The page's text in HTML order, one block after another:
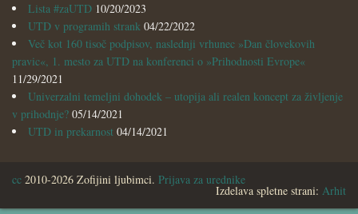
Lista #zaUTD 10/20/2023
UTD v programih strank 04/22/2022
Več kot 160 tisoč podpisov, naslednji vrhunec »Dan človekovih
pravic«, 1. mesto za UTD na konferenci o »Prihodnosti Evrope«
11/29/2021
Univerzalni temeljni dohodek – utopija ali realen koncept za življenje
v prihodnje? 05/14/2021
UTD in prekarnost 04/14/2021
cc 2010-2026 Zofijini ljubimci. Prijava za urednike
Izdelava spletne strani: Arhit